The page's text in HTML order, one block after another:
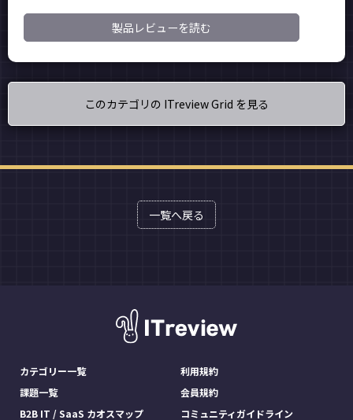
製品レビューを読む
このカテゴリの ITreview Grid を見る
一覧へ戻る
カテゴリー一覧
課題一覧
B2B IT / SaaS カオスマップ
利用規約
会員規約
コミュニティガイドライン